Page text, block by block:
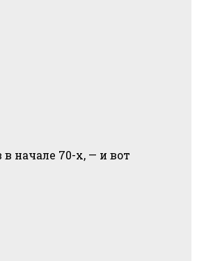
начале 70-х, — и вот